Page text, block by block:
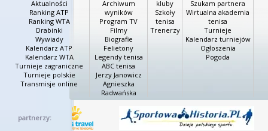
Aktualności
Ranking ATP
Ranking WTA
Drabinki
Wywiady
Kalendarz ATP
Kalendarz WTA
Turnieje zagraniczne
Turnieje polskie
Transmisje online
Archiwum
wyników
Program TV
Filmy
Biografie
Felietony
Legendy tenisa
ABC tenisa
Jerzy Janowicz
Agnieszka
Radwańska
kluby
Szkoły
tenisa
Trenerzy
Szukam partnera
Wirtualna akademia
tenisa
Turnieje
Kalendarz turniejów
Ogłoszenia
Pogoda
partnerzy: